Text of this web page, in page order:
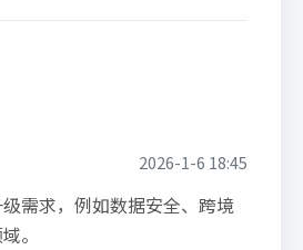
2026-1-6 18:45
需求，例如数据安全、跨境
。